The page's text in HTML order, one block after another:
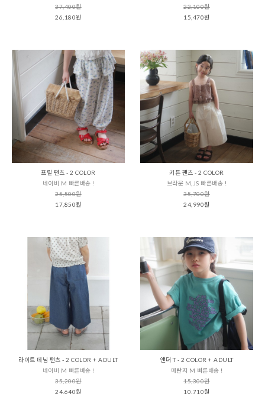
37,400원
26,180원
22,100원
15,470원
프릴 팬츠 - 2 COLOR
네이비 M 빠른배송 !
25,500원
17,850원
키튼 팬츠 - 2 COLOR
브라운 M,JS 빠른배송 !
35,700원
24,990원
라이트 데님 팬츠 - 2 COLOR + ADULT
네이비 M 빠른배송 !
35,200원
24,640원
앤더 T - 2 COLOR + ADULT
메란지 M 빠른배송 !
15,300원
10,710원